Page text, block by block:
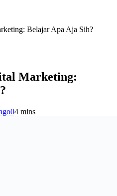
Belajar Apa Aja Sih?
Marketing:
04 mins